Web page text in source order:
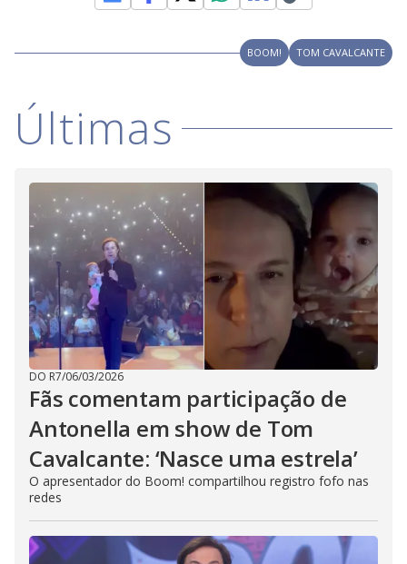
BOOM! TOM CAVALCANTE
Últimas
DO R7/06/03/2026
Fãs comentam participação de
Antonella em show de Tom
Cavalcante: ‘Nasce uma estrela’
O apresentador do Boom! compartilhou registro fofo nas
redes